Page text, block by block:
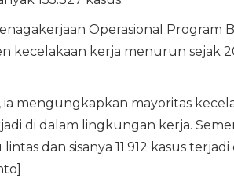
Operasional Program
kerja menurun sejak
ia mengungkapkan mayoritas
di dalam lingkungan kerja.
dan sisanya 11.912 kasus